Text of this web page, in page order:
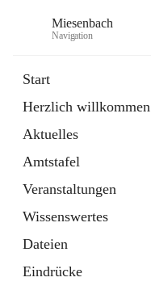
Miesenbach
Navigation
Start
Herzlich willkommen
Aktuelles
Amtstafel
Veranstaltungen
Wissenswertes
Dateien
Eindrücke
Externe Webseite
in
Tab
Region Schneebergland
Externe Webseite
öffnet
in
neuem
Tab